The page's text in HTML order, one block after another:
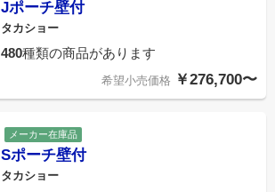
Jポーチ壁付
タカショー
480種類の商品があります
希望小売価格 ￥276,700〜
メーカー在庫品
Sポーチ壁付
タカショー